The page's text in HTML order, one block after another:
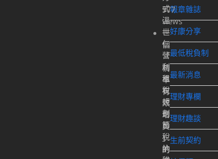
報章雜誌
好康分享
最低稅負制
最新消息
理財專欄
理財趣談
生前契約
977
views
一
個
「
精
準
有
效
增
員
」
的
式
溫
世
仁
營
利
租
稅
規
劃
節
稅
納